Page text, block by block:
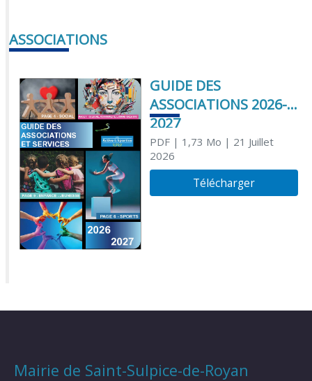
ASSOCIATIONS
GUIDE DES
ASSOCIATIONS 2026-
2027
PDF| 1,73 Mo | 21 Juillet
2026
Télécharger
Mairie de Saint-Sulpice-de-Royan